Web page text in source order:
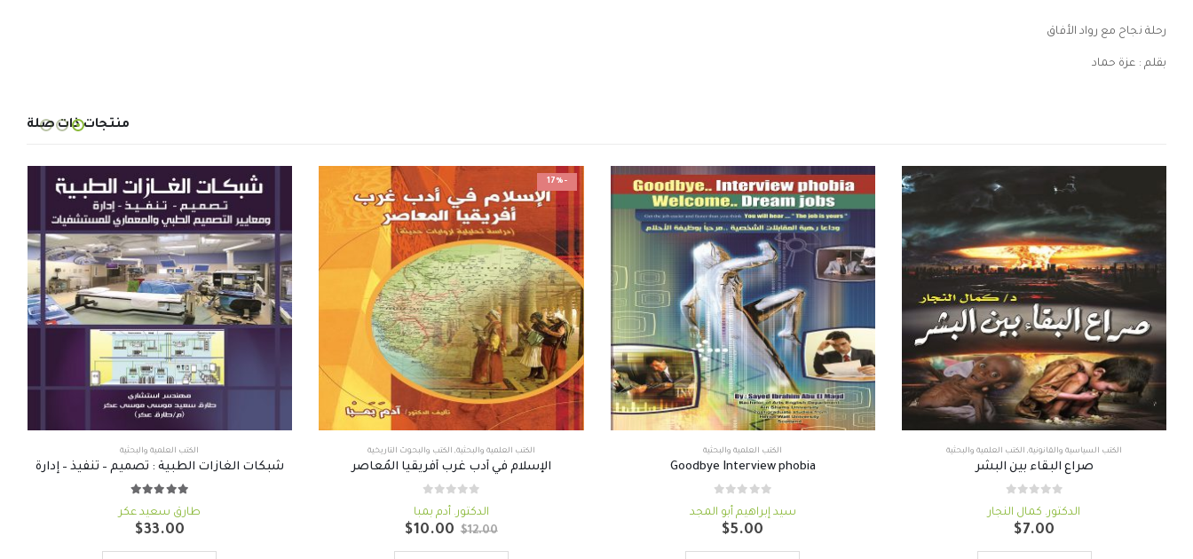
رحلة نجاح مع رواد الأفاق
بقلم : عزة حماد
منتجات ذات صلة
الكتب السياسية والقانونية, الكتب العلمية والبحثية
صراع البقاء بين البشر
الدكتور. كمال النجار
$7.00
الكتب العلمية والبحثية
Goodbye Interview phobia
سيد إبراهيم أبو المجد
$5.00
-17%
الكتب العلمية والبحثية, الكتب والبحوث التاريخية
الإسلام في أدب غرب أفريقيا المُعاصر
الدكتور. أدم بمبا
$12.00
السعر
$10.00
الكتب العلمية والبحثية
شبكات الغازات الطبية : تصميم – تنفيذ – إدارة
طارق سعيد عكر
$33.00